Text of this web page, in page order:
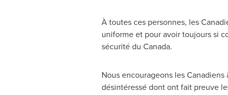
À toutes ces personnes, les
uniforme et pour avoir toujours si
sécurité du Canada.
Nous encourageons les
désintéressé dont ont fait preuve